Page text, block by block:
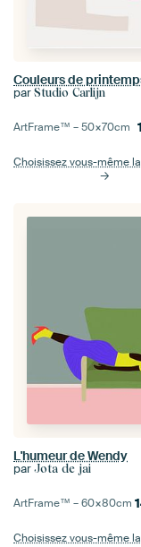
par Studio Carlijn
ArtFrame™ –50×70cm
Choisissez vous-même
L'humeur de Wendy
par Jota de jai
ArtFrame™ –60×80cm
Choisissez vous-même